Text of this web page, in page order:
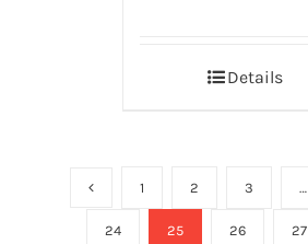
Details
1 2 3 …
24 25 26 27